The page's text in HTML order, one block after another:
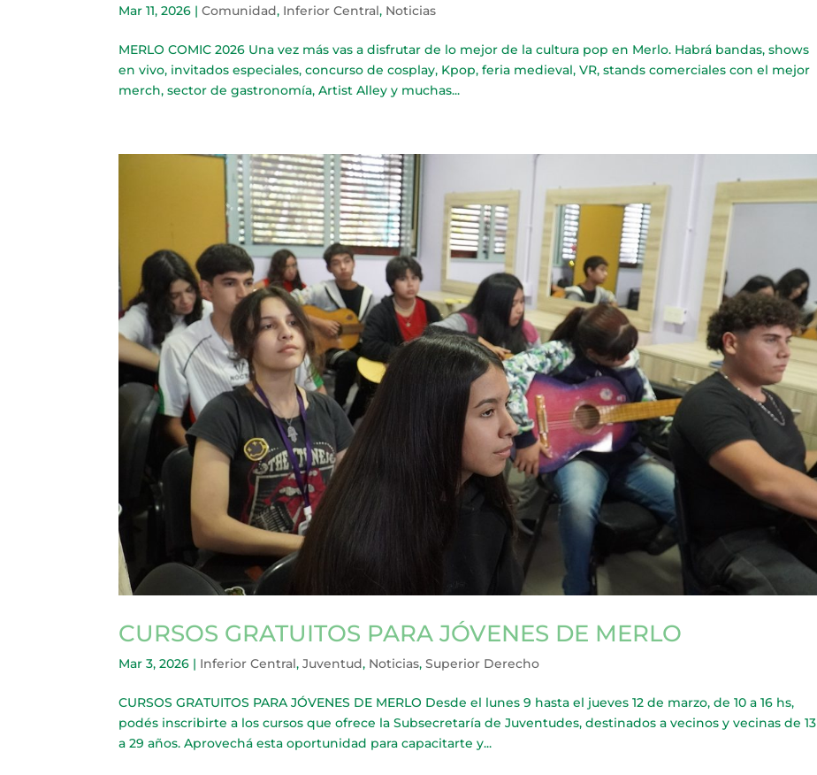
Mar 11, 2026 |Comunidad, Inferior Central, Noticias
MERLO COMIC 2026 Una vez más vas a disfrutar de lo mejor de la cultura pop en Merlo. Habrá bandas, shows
en vivo, invitados especiales, concurso de cosplay, Kpop, feria medieval, VR, stands comerciales con el mejor
merch, sector de gastronomía, Artist Alley y muchas...
CURSOS GRATUITOS PARA JÓVENES DE MERLO
Mar 3, 2026 | Inferior Central,Juventud, Noticias,Superior Derecho
CURSOS GRATUITOS PARA JÓVENES DE MERLO Desde el lunes 9 hasta el jueves 12 de marzo, de 10 a 16 hs,
podés inscribirte a los cursos que ofrece la Subsecretaría de Juventudes, destinados a vecinos y vecinas de 13
a 29 años. Aprovechá esta oportunidad para capacitarte y...